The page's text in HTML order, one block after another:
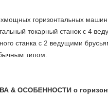
горизонтальных
токарный станок с 4
станка с 2 ведущими
типом.
& ОСОБЕННОСТИ о